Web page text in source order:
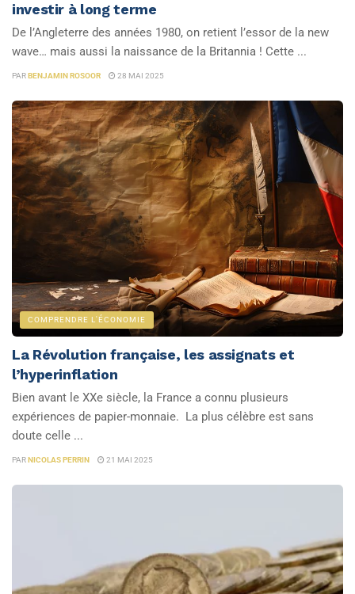
investir à long terme
De l’Angleterre des années 1980, on retient l’essor de la new
wave… mais aussi la naissance de la Britannia ! Cette ...
PARBENJAMIN ROSOOR 28 MAI 2025
COMPRENDRE L'ÉCONOMIE
La Révolution française, les assignats et
l’hyperinflation
Bien avant le XXe siècle, la France a connu plusieurs
expériences de papier-monnaie. La plus célèbre est sans
doute celle ...
PARNICOLAS PERRIN 21 MAI 2025